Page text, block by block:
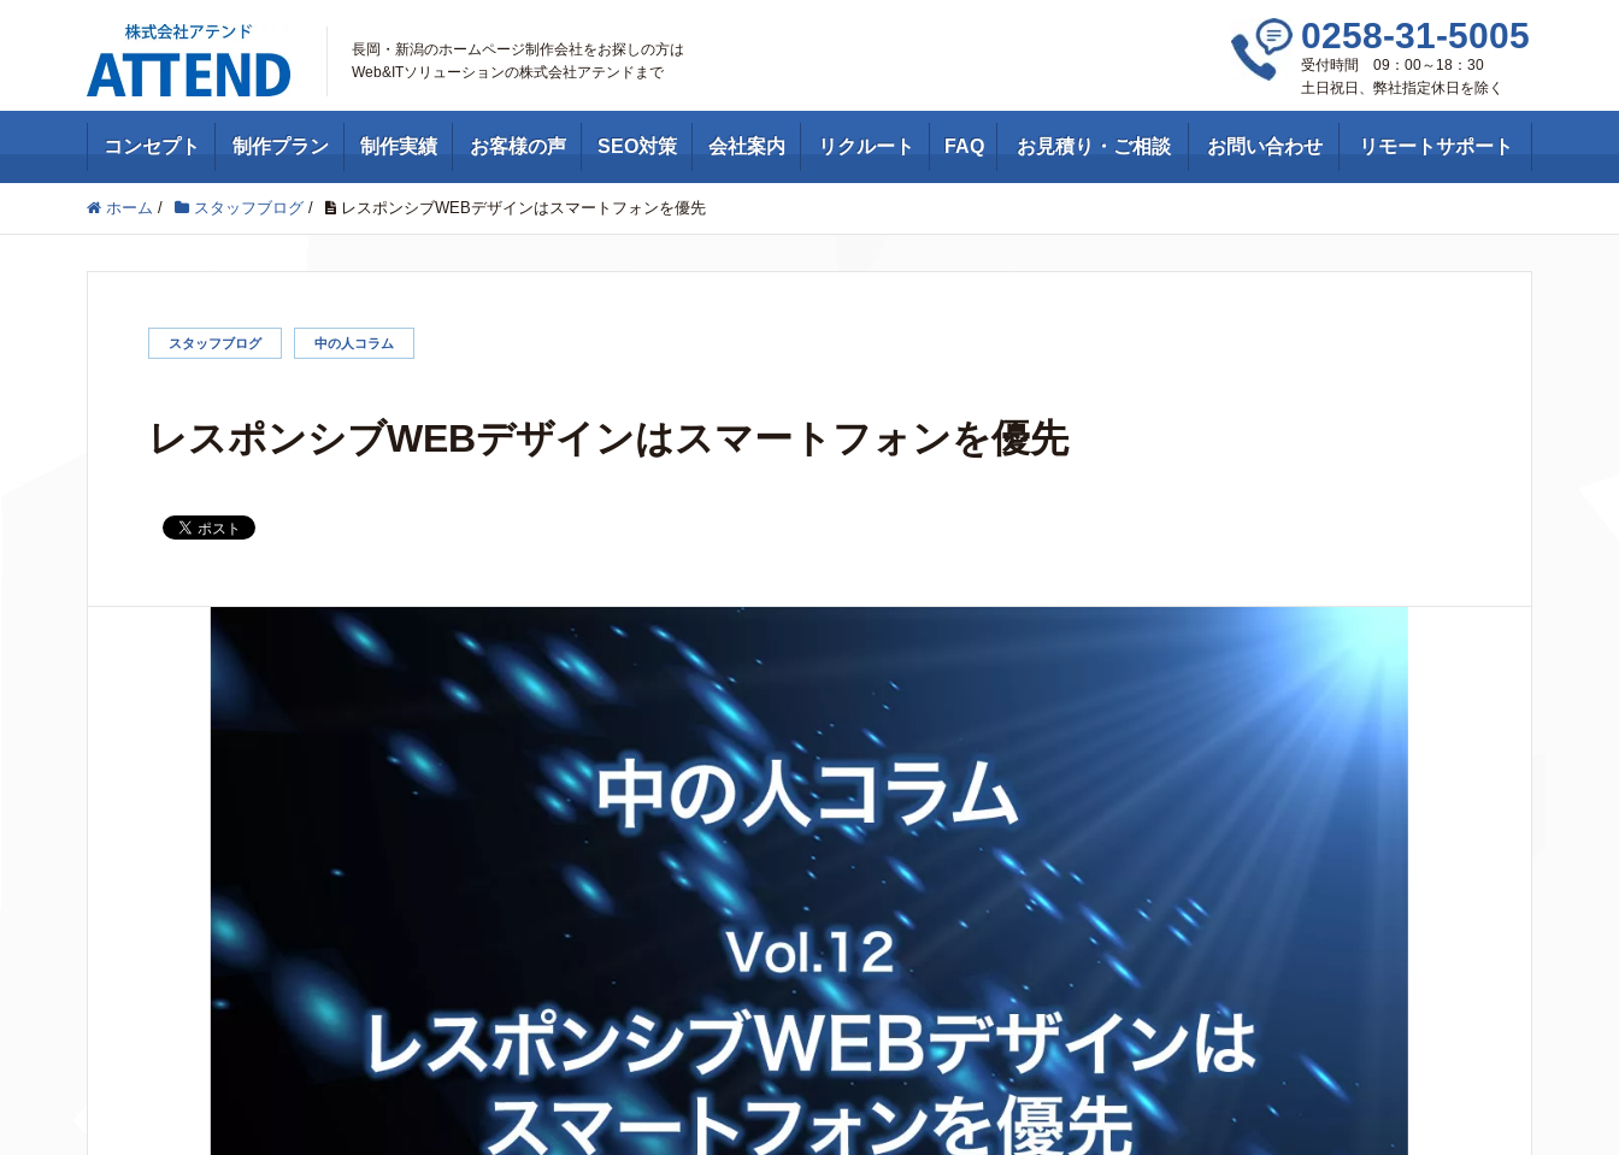
長岡・新潟のホームページ制作会社をお探しの方は
Web&ITソリューションの株式会社アテンドまで
0258-31-5005
受付時間 09：00～18：30
土日祝日、弊社指定休日を除く
コンセプト 制作プラン 制作実績 お客様の声 SEO対策 会社案内 リクルート FAQ お見積り・ご相談 お問い合わせ リモートサポート
ホーム / スタッフブログ / レスポンシブWEBデザインはスマートフォンを優先
スタッフブログ 中の人コラム
レスポンシブWEBデザインはスマートフォンを優先